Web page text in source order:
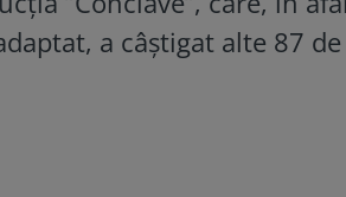
a câștigat alte 87